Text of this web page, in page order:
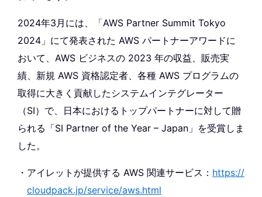
2024年3月には、「AWS Partner Summit Tokyo
2024」にて発表された AWS パートナーアワードに
おいて、AWS ビジネスの 2023 年の収益、販売実
績、新規 AWS 資格認定者、各種 AWS プログラムの
取得に大きく貢献したシステムインテグレーター
（SI）で、日本におけるトップパートナーに対して贈
られる「SI Partner of the Year – Japan」を受賞しま
した。
アイレットが提供する AWS 関連サービス： https://
cloudpack.jp/service/aws.html